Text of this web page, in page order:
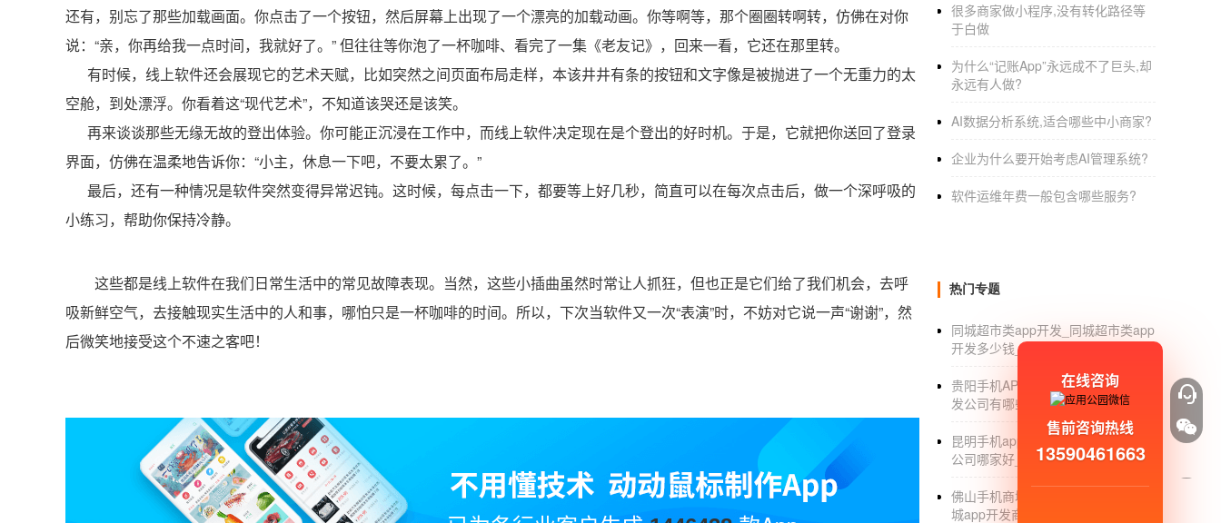
还有，别忘了那些加载画面。你点击了一个按钮，然后屏幕上出现了一个漂亮的加载动画。你等啊等，那个圈圈转啊转，仿佛在对你
说：“亲，你再给我一点时间，我就好了。” 但往往等你泡了一杯咖啡、看完了一集《老友记》，回来一看，它还在那里转。
有时候，线上软件还会展现它的艺术天赋，比如突然之间页面布局走样，本该井井有条的按钮和文字像是被抛进了一个无重力的太
空舱，到处漂浮。你看着这“现代艺术”，不知道该哭还是该笑。
再来谈谈那些无缘无故的登出体验。你可能正沉浸在工作中，而线上软件决定现在是个登出的好时机。于是，它就把你送回了登录
界面，仿佛在温柔地告诉你：“小主，休息一下吧，不要太累了。”
最后，还有一种情况是软件突然变得异常迟钝。这时候，每点击一下，都要等上好几秒，简直可以在每次点击后，做一个深呼吸的
小练习，帮助你保持冷静。
这些都是线上软件在我们日常生活中的常见故障表现。当然，这些小插曲虽然时常让人抓狂，但也正是它们给了我们机会，去呼
吸新鲜空气，去接触现实生活中的人和事，哪怕只是一杯咖啡的时间。所以，下次当软件又一次“表演”时，不妨对它说一声“谢谢”，然
后微笑地接受这个不速之客吧！
很多商家做小程序,没有转化路径等
于白做
为什么“记账App”永远成不了巨头,却
永远有人做?
AI数据分析系统,适合哪些中小商家?
企业为什么要开始考虑AI管理系统?
软件运维年费一般包含哪些服务?
热门专题
同城超市类app开发_同城超市类app
开发多少钱_方案
贵阳手机APP开发_贵阳手机APP开
发公司有哪些_排名_价格
昆明手机app软件开发_昆明app开发
公司哪家好_制作_报价
佛山手机商城app开发_佛山手机商
城app开发商_公司_排名
在线咨询
售前咨询热线
13590461663